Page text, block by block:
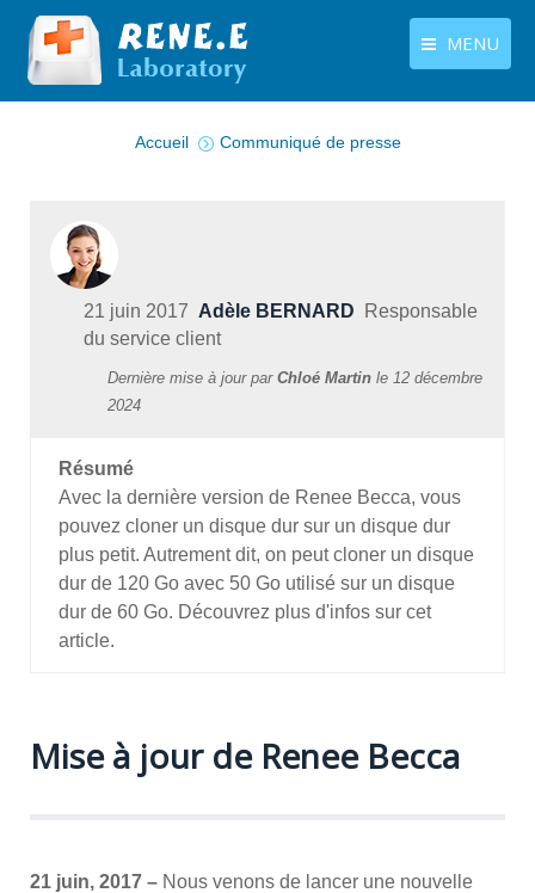
MENU
Accueil Communiqué de presse
21 juin 2017 Adèle BERNARD Responsable
du service client
Dernière mise à jour par Chloé Martin le 12 décembre
2024
Résumé
Avec la dernière version de Renee Becca, vous
pouvez cloner un disque dur sur un disque dur
plus petit. Autrement dit, on peut cloner un disque
dur de 120 Go avec 50 Go utilisé sur un disque
dur de 60 Go. Découvrez plus d'infos sur cet
article.
Mise à jour de Renee Becca
21 juin, 2017 – Nous venons de lancer une nouvelle